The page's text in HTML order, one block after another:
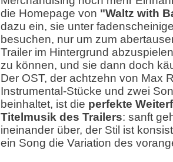
die Homepage von "Waltz with
dazu ein, sie unter
besuchen, nur um zum
Trailer im Hintergrund
zu können, und sie dann doch
Der OST, der achtzehn von Max
Instrumental-Stücke und zwei
beinhaltet, ist die perfekte
Titelmusik des Trailers: sanft
ineinander über, der Stil ist
ein Song die Variation des